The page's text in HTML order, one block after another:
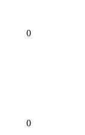
0
0